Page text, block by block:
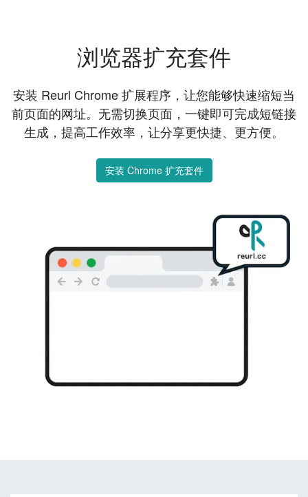
浏览器扩充套件
安装 Reurl Chrome 扩展程序，让您能够快速缩短当
前页面的网址。无需切换页面，一键即可完成短链接
生成，提高工作效率，让分享更快捷、更方便。
安装 Chrome 扩充套件